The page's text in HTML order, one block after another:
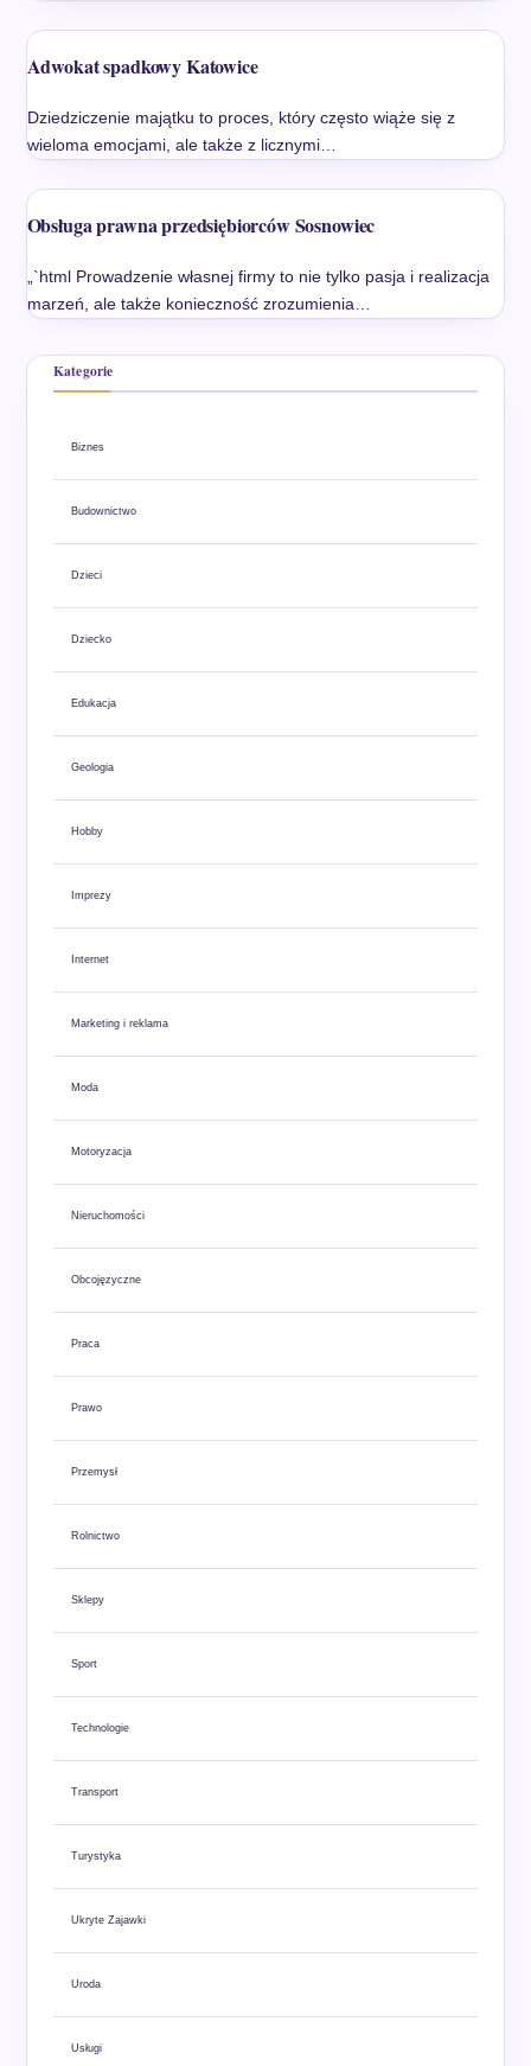
Adwokat spadkowy Katowice
Dziedziczenie majątku to proces, który często wiąże się z
wieloma emocjami, ale także z licznymi…
Obsługa prawna przedsiębiorców Sosnowiec
„`html Prowadzenie własnej firmy to nie tylko pasja i realizacja
marzeń, ale także konieczność zrozumienia…
Kategorie
Biznes
Budownictwo
Dzieci
Dziecko
Edukacja
Geologia
Hobby
Imprezy
Internet
Marketing i reklama
Moda
Motoryzacja
Nieruchomości
Obcojęzyczne
Praca
Prawo
Przemysł
Rolnictwo
Sklepy
Sport
Technologie
Transport
Turystyka
Ukryte Zajawki
Uroda
Usługi